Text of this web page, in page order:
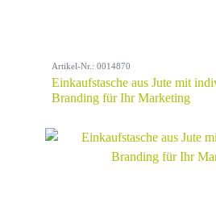
Artikel-Nr.: 0014870
Einkaufstasche aus Jute mit
Branding für Ihr Marketing